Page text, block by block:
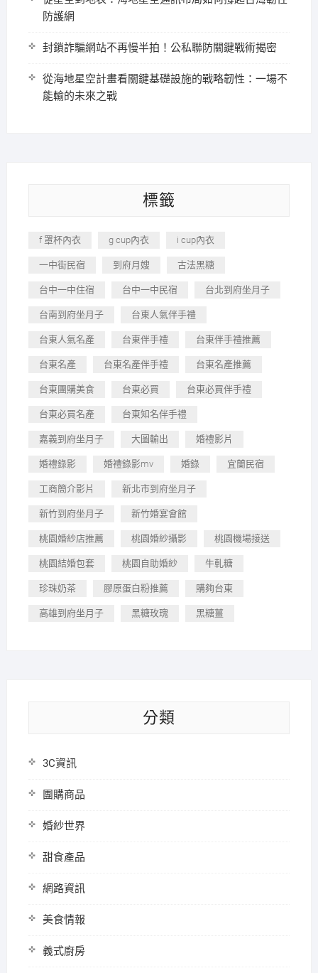
防護網
封鎖詐騙網站不再慢半拍！公私聯防關鍵戰術揭密
從海地星空計畫看關鍵基礎設施的戰略韌性：一場不
能輸的未來之戰
標籤
f 罩杯內衣 g cup內衣 i cup內衣
一中街民宿 到府月嫂 古法黑糖
台中一中住宿 台中一中民宿 台北到府坐月子
台南到府坐月子 台東人氣伴手禮
台東人氣名產 台東伴手禮 台東伴手禮推薦
台東名產 台東名產伴手禮 台東名產推薦
台東團購美食 台東必買 台東必買伴手禮
台東必買名產 台東知名伴手禮
嘉義到府坐月子 大圖輸出 婚禮影片
婚禮錄影 婚禮錄影mv 婚錄 宜蘭民宿
工商簡介影片 新北市到府坐月子
新竹到府坐月子 新竹婚宴會館
桃園婚紗店推薦 桃園婚紗攝影 桃園機場接送
桃園結婚包套 桃園自助婚紗 牛軋糖
珍珠奶茶 膠原蛋白粉推薦 購夠台東
高雄到府坐月子 黑糖玫瑰 黑糖薑
分類
3C資訊
團購商品
婚紗世界
甜食產品
網路資訊
美食情報
義式廚房